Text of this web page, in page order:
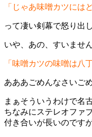
「じゃあ味噌カツには
って凄い剣幕で怒り出
いや、あの、すいませ
「味噌カツの味噌は八
あああごめんなさいご
まぁそういうわけで名
ちなみにステレオファ
付き合いが長いのです